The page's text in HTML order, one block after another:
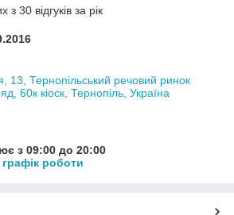
30 відгуків за рік
13, Тернопільський речовий ринок
60к кіоск, Тернопіль, Україна
з 09:00 до 20:00
роботи